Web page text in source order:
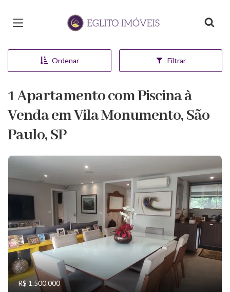
Página inicial
Ordenar Filtrar
1 Apartamento com Piscina à
Venda em Vila Monumento, São
Paulo, SP
R$ 1.500.000